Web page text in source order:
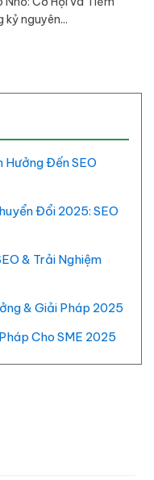
kỷ nguyên...
Hưởng Đến SEO
Đổi 2025: SEO
& Trải Nghiệm
& Giải Pháp 2025
Cho SME 2025